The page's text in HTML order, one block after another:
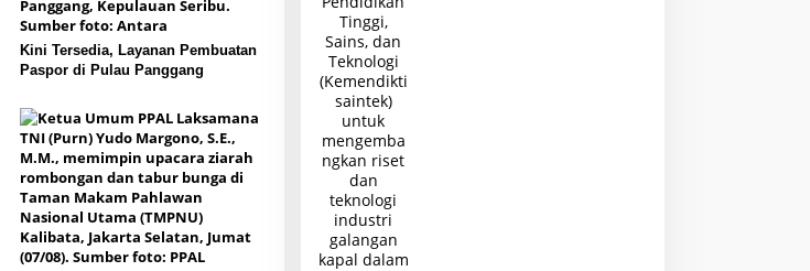
Kini Tersedia, Layanan Pembuatan
Paspor di Pulau Panggang